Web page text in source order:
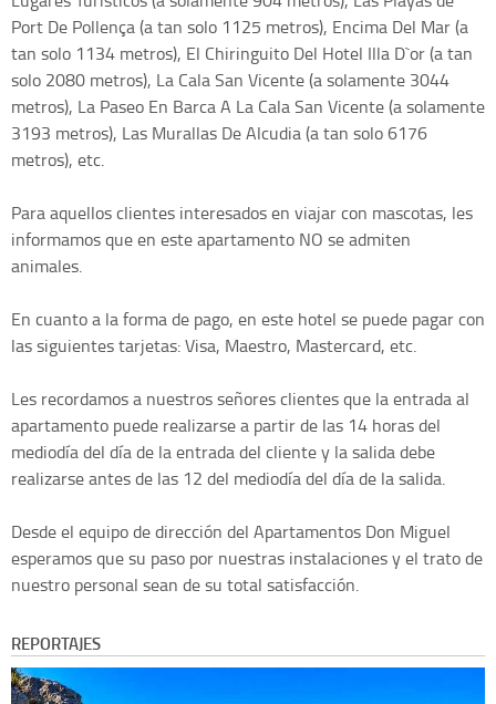
Port De Pollença (a tan solo 1125 metros), Encima Del Mar (a
tan solo 1134 metros), El Chiringuito Del Hotel Illa D`or (a tan
solo 2080 metros), La Cala San Vicente (a solamente 3044
metros), La Paseo En Barca A La Cala San Vicente (a solamente
3193 metros), Las Murallas De Alcudia (a tan solo 6176
metros), etc.
Para aquellos clientes interesados en viajar con mascotas, les
informamos que en este apartamento NO se admiten
animales.
En cuanto a la forma de pago, en este hotel se puede pagar con
las siguientes tarjetas: Visa, Maestro, Mastercard, etc.
Les recordamos a nuestros señores clientes que la entrada al
apartamento puede realizarse a partir de las 14 horas del
mediodía del día de la entrada del cliente y la salida debe
realizarse antes de las 12 del mediodía del día de la salida.
Desde el equipo de dirección del Apartamentos Don Miguel
esperamos que su paso por nuestras instalaciones y el trato de
nuestro personal sean de su total satisfacción.
REPORTAJES